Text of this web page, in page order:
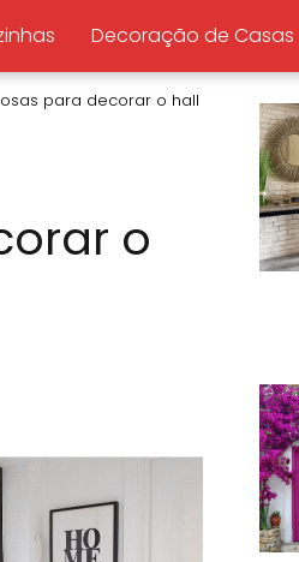
Decoração de Casas
para decorar o hall
o